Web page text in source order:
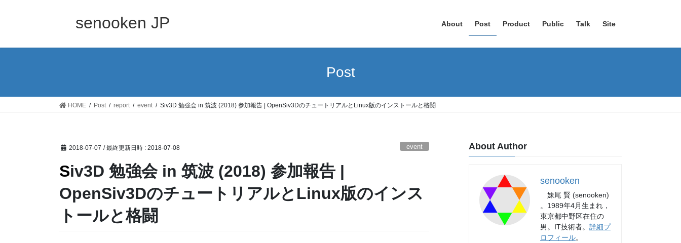
senooken JP About Post Product Public Talk Site
Post
HOME Post report event Siv3D 勉強会 in 筑波 (2018) 参加報告 | OpenSiv3DのチュートリアルとLinux版のインストールと格闘
2018-07-07 / 最終更新日時 : 2018-07-08 event
Siv3D 勉強会 in 筑波 (2018) 参加報告 |
OpenSiv3DのチュートリアルとLinux版のインス
トールと格闘
About Author
senooken
妹尾 賢 (senooken)
。1989年4月生まれ，
東京都中野区在住の
男。IT技術者。詳細プ
ロフィール。